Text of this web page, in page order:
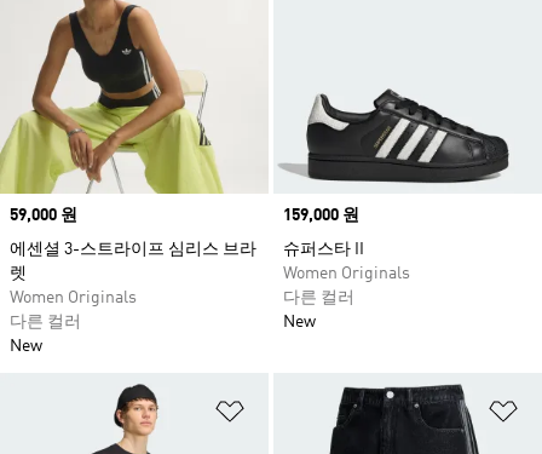
Price
59,000 원
에센셜 3-스트라이프 심리스 브라
렛
Women Originals
다른 컬러
New
Price
159,000 원
슈퍼스타 II
Women Originals
다른 컬러
New
위시리스트 담기